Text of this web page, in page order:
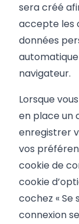
sera créé
accepte les
données
navigateur.
Lorsque
en place un
enregistrer
vos
cookie de
cookie
cochez « Se
connexion